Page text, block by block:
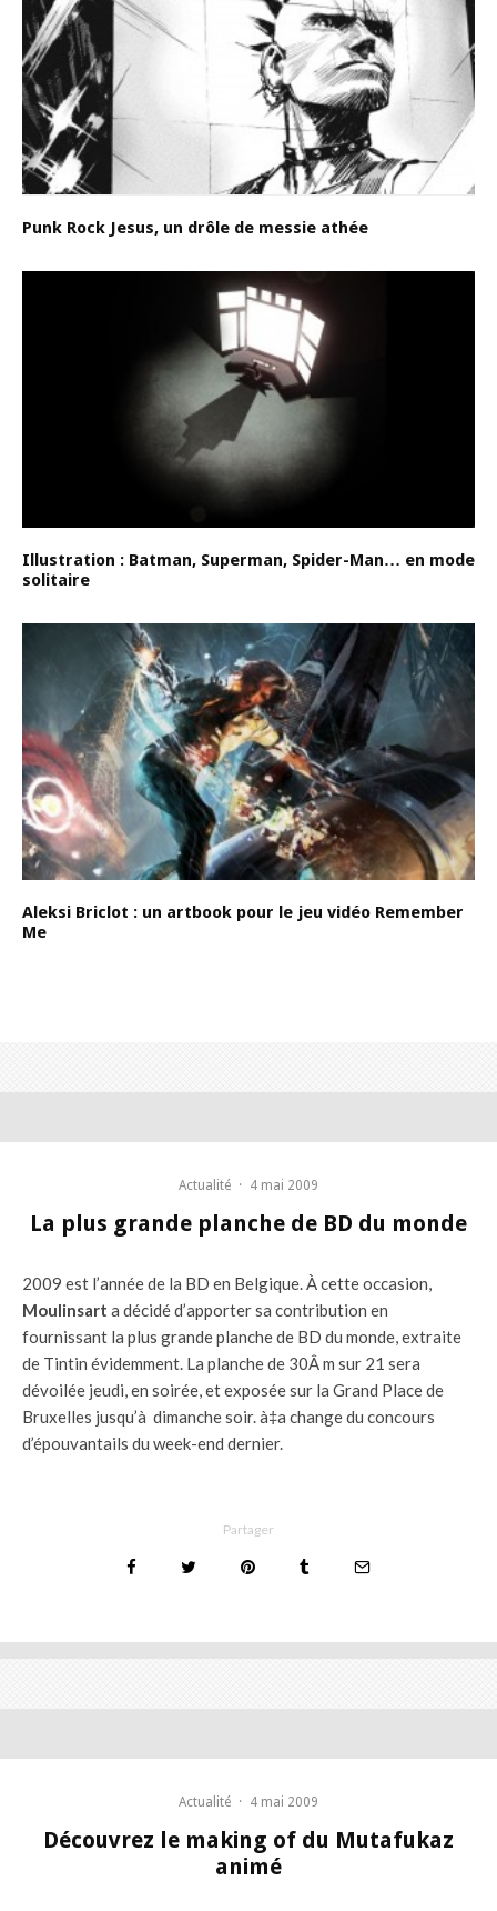
Punk Rock Jesus, un drôle de messie athée
Illustration : Batman, Superman, Spider-Man… en mode
solitaire
Aleksi Briclot : un artbook pour le jeu vidéo Remember
Me
Actualité · 4 mai 2009
La plus grande planche de BD du monde
2009 est l’année de la BD en Belgique. À cette occasion,
Moulinsart a décidé d’apporter sa contribution en
fournissant la plus grande planche de BD du monde, extraite
de Tintin évidemment. La planche de 30Â m sur 21 sera
dévoilée jeudi, en soirée, et exposée sur la Grand Place de
Bruxelles jusqu’à dimanche soir. à‡a change du concours
d’épouvantails du week-end dernier.
Partager
Actualité · 4 mai 2009
Découvrez le making of du Mutafukaz
animé